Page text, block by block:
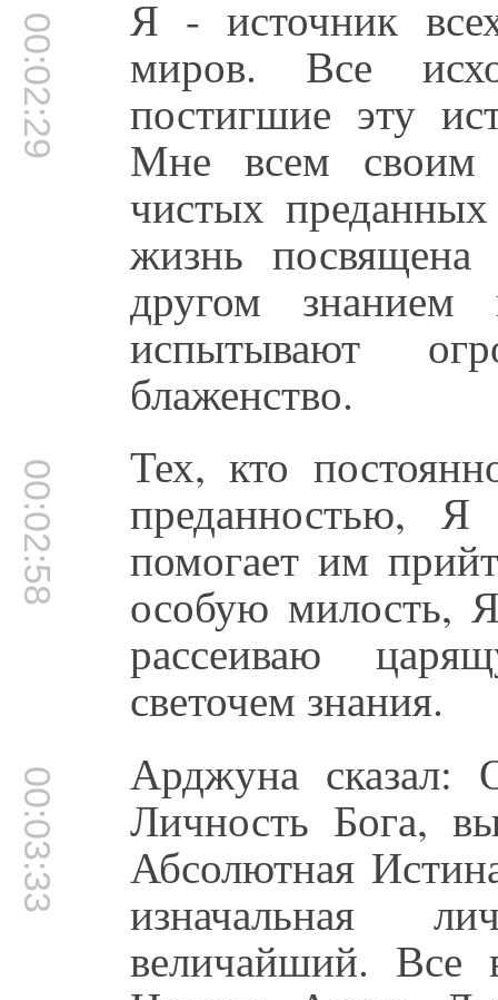
00:02:29 Я - источник
миров. Все
постигшие эту
Мне всем своим
чистых
жизнь
другом
испытывают
блаженство.
00:02:58 Тех, кто
преданностью,
помогает им
особую милость,
рассеиваю
светочем знания.
00:03:33 Арджуна
Личность Бога,
Абсолютная
изначальная
величайший. Все